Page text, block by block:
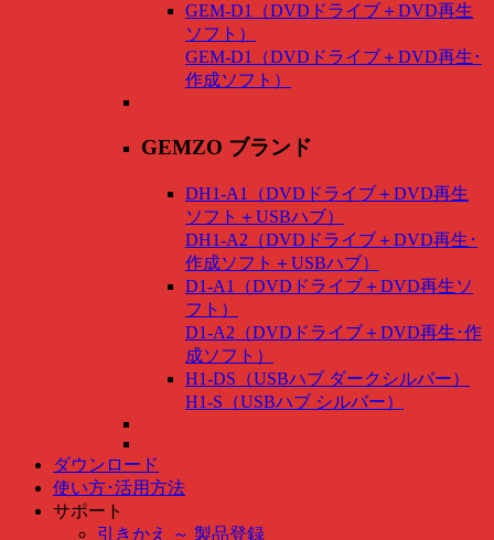
GEM-D1（DVDドライブ＋DVD再生
ソフト）
GEM-D1（DVDドライブ＋DVD再生･
作成ソフト）
GEMZO ブランド
DH1-A1（DVDドライブ＋DVD再生
ソフト＋USBハブ）
DH1-A2（DVDドライブ＋DVD再生･
作成ソフト＋USBハブ）
D1-A1（DVDドライブ＋DVD再生ソ
フト）
D1-A2（DVDドライブ＋DVD再生･作
成ソフト）
H1-DS（USBハブ ダークシルバー）
H1-S（USBハブ シルバー）
ダウンロード
使い方･活用方法
サポート
引きかえ ～ 製品登録